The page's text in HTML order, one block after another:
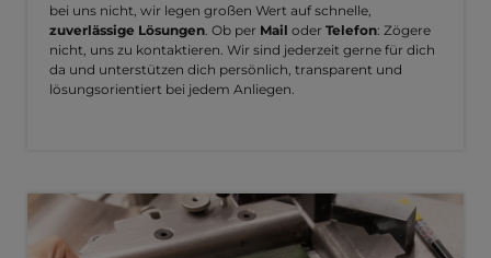
bei uns nicht, wir legen großen Wert auf schnelle,
zuverlässige Lösungen . Ob per Mail oder Telefon: Zögere
nicht, uns zu kontaktieren. Wir sind jederzeit gerne für dich
da und unterstützen dich persönlich, transparent und
lösungsorientiert bei jedem Anliegen.